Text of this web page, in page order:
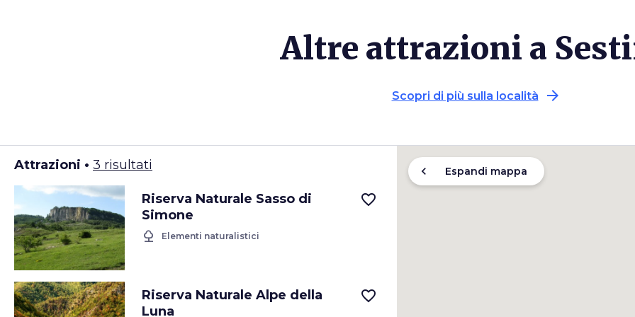
Altre attrazioni a
Scopri di più sulla località arrow_forward
Attrazioni • 3 risultati
Riserva Naturale Sasso di
Simone
nature Elementi naturalistici
favorite_border
Riserva Naturale Alpe della
Luna
favorite_border
chevron_left Espandi mappa